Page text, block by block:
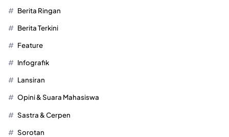
Berita Ringan
Berita Terkini
Feature
Infografik
Lansiran
Opini & Suara Mahasiswa
Sastra & Cerpen
Sorotan